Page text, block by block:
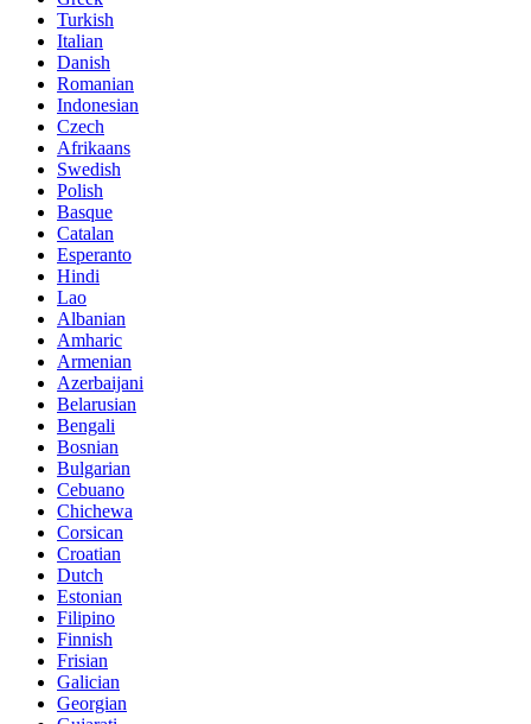
Turkish
Italian
Danish
Romanian
Indonesian
Czech
Afrikaans
Swedish
Polish
Basque
Catalan
Esperanto
Hindi
Lao
Albanian
Amharic
Armenian
Azerbaijani
Belarusian
Bengali
Bosnian
Bulgarian
Cebuano
Chichewa
Corsican
Croatian
Dutch
Estonian
Filipino
Finnish
Frisian
Galician
Georgian